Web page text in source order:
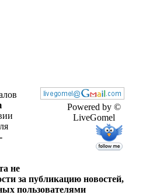
Powered by ©
LiveGomel
не
за публикацию новостей,
пользователями